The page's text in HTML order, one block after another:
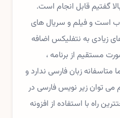
گفتیم قابل انجام است.
است و فیلم و سریال های
های زیادی به نتفلیکس اضافه
مستقیم از برنامه ،
متاسفانه زبان فارسی ندارد و
توان زیر نویس فارسی در
راه با استفاده از افزونه